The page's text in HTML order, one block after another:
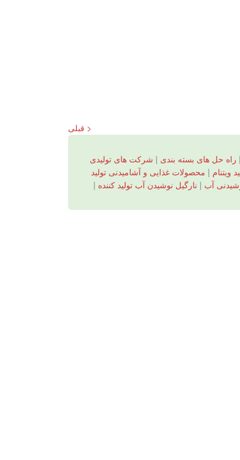
< قبلی
| راه حل های بسته بندی | شرکت های تولیدی
ویتنام | محصولات غذایی و آشامیدنی تولید
آب | نارگیل نوشیدن آب تولید کننده |